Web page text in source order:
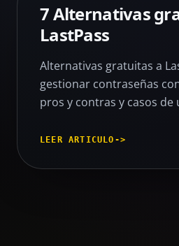
7 Alternativas
LastPass
Alternativas gratuitas a
gestionar contraseñas
pros y contras y casos de
LEER ARTICULO ->